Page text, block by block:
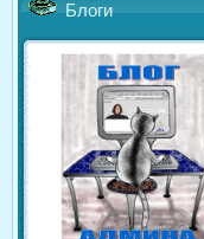
Блоги